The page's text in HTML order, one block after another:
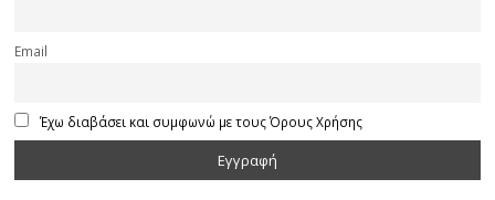
Email
Έχω διαβάσει και συμφωνώ με τους Όρους Χρήσης